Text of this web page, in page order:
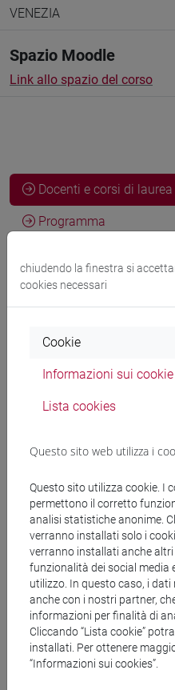
VENEZIA
Spazio Moodle
Link allo spazio del corso
Docenti e corsi di laurea
Programma
Docenti
GALLO Alessandro
Corsi di studio e
[FT3] LETTERE -
scienze del testo
scienze dell'antichità
[FT5] STORIA -
antropologico/
medievale
storico -
mondializzazione
chiudendo la finestra si
cookies necessari
Cookie
Informazioni sui cookie
Lista cookies
Questo sito web utilizza i
Questo sito utilizza cookie. I
permettono il corretto
analisi statistiche anonime.
verranno installati solo i
verranno installati anche
funzionalità dei social
utilizzo. In questo caso, i
anche con i nostri partner,
informazioni per finalità di
Cliccando “Lista cookie”
installati. Per ottenere
“Informazioni sui cookies”.